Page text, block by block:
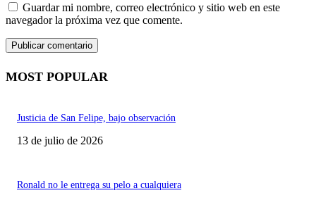
Guardar mi nombre, correo electrónico y sitio web en este
navegador la próxima vez que comente.
MOST POPULAR
Justicia de San Felipe, bajo observación
13 de julio de 2026
Ronald no le entrega su pelo a cualquiera